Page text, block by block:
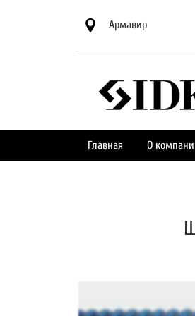
Армавир
Главная О